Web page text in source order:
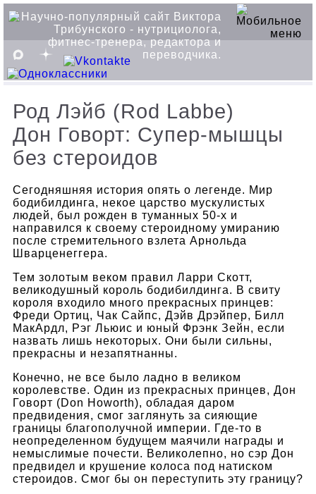
Род Лэйб (Rod Labbe)
Дон Говорт: Супер-мышцы
без стероидов
Сегодняшняя история опять о легенде. Мир
бодибилдинга, некое царство мускулистых
людей, был рожден в туманных 50-х и
направился к своему стероидному умиранию
после стремительного взлета Арнольда
Шварценеггера.
Тем золотым веком правил Ларри Скотт,
великодушный король бодибилдинга. В свиту
короля входило много прекрасных принцев:
Фреди Ортиц, Чак Сайпс, Дэйв Дрэйпер, Билл
МакАрдл, Рэг Льюис и юный Фрэнк Зейн, если
назвать лишь некоторых. Они были сильны,
прекрасны и незапятнанны.
Конечно, не все было ладно в великом
королевстве. Один из прекрасных принцев, Дон
Говорт (Don Howorth), обладая даром
предвидения, смог заглянуть за сияющие
границы благополучной империи. Где-то в
неопределенном будущем маячили награды и
немыслимые почести. Великолепно, но сэр Дон
предвидел и крушение колоса под натиском
стероидов. Смог бы он переступить эту границу?